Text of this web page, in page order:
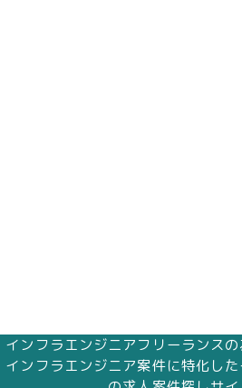
インフラエンジニアフリーランスの
インフラエンジニア案件に特化し